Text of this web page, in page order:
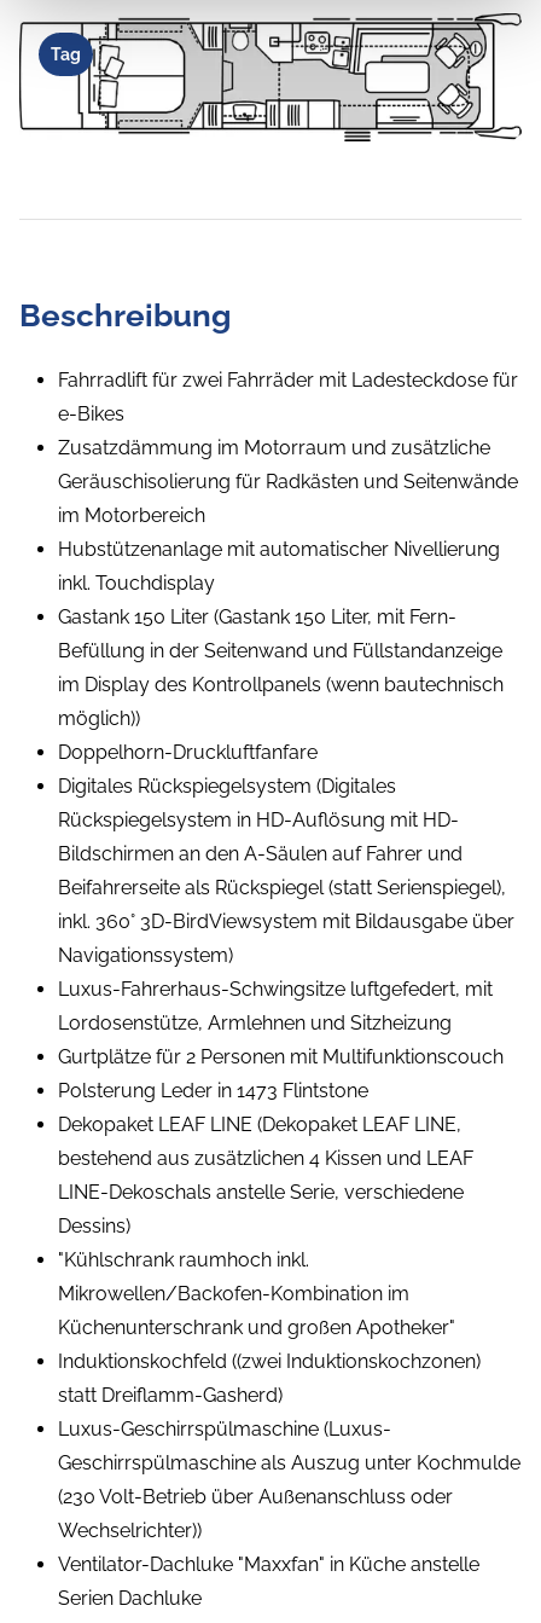
Tag
Beschreibung
Fahrradlift für zwei Fahrräder mit Ladesteckdose für
e-Bikes
Zusatzdämmung im Motorraum und zusätzliche
Geräuschisolierung für Radkästen und Seitenwände
im Motorbereich
Hubstützenanlage mit automatischer Nivellierung
inkl. Touchdisplay
Gastank 150 Liter (Gastank 150 Liter, mit Fern-
Befüllung in der Seitenwand und Füllstandanzeige
im Display des Kontrollpanels (wenn bautechnisch
möglich))
Doppelhorn-Druckluftfanfare
Digitales Rückspiegelsystem (Digitales
Rückspiegelsystem in HD-Auflösung mit HD-
Bildschirmen an den A-Säulen auf Fahrer und
Beifahrerseite als Rückspiegel (statt Serienspiegel),
inkl. 360° 3D-BirdViewsystem mit Bildausgabe über
Navigationssystem)
Luxus-Fahrerhaus-Schwingsitze luftgefedert, mit
Lordosenstütze, Armlehnen und Sitzheizung
Gurtplätze für 2 Personen mit Multifunktionscouch
Polsterung Leder in 1473 Flintstone
Dekopaket LEAF LINE (Dekopaket LEAF LINE,
bestehend aus zusätzlichen 4 Kissen und LEAF
LINE-Dekoschals anstelle Serie, verschiedene
Dessins)
"Kühlschrank raumhoch inkl.
Mikrowellen/Backofen-Kombination im
Küchenunterschrank und großen Apotheker"
Induktionskochfeld ((zwei Induktionskochzonen)
statt Dreiflamm-Gasherd)
Luxus-Geschirrspülmaschine (Luxus-
Geschirrspülmaschine als Auszug unter Kochmulde
(230 Volt-Betrieb über Außenanschluss oder
Wechselrichter))
Ventilator-Dachluke "Maxxfan" in Küche anstelle
Serien Dachluke